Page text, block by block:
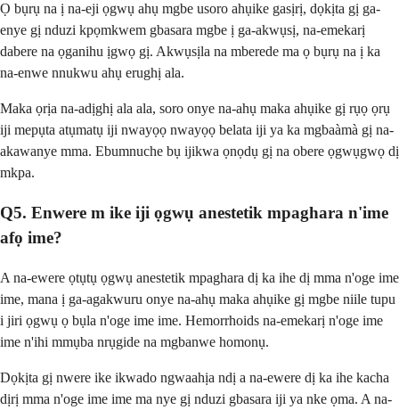
Ọ bụrụ na ị na-eji ọgwụ ahụ mgbe usoro ahụike gasịrị, dọkịta gị ga-
enye gị nduzi kpọmkwem gbasara mgbe ị ga-akwụsị, na-emekarị
dabere na ọganihu ịgwọ gị. Akwụsịla na mberede ma ọ bụrụ na ị ka
na-enwe nnukwu ahụ erughị ala.
Maka ọrịa na-adịghị ala ala, soro onye na-ahụ maka ahụike gị rụọ ọrụ
iji mepụta atụmatụ iji nwayọọ nwayọọ belata iji ya ka mgbaàmà gị na-
akawanye mma. Ebumnuche bụ ijikwa ọnọdụ gị na obere ọgwụgwọ dị
mkpa.
Q5. Enwere m ike iji ọgwụ anestetik mpaghara n'ime
afọ ime?
A na-ewere ọtụtụ ọgwụ anestetik mpaghara dị ka ihe dị mma n'oge ime
ime, mana ị ga-agakwuru onye na-ahụ maka ahụike gị mgbe niile tupu
i jiri ọgwụ ọ bụla n'oge ime ime. Hemorrhoids na-emekarị n'oge ime
ime n'ihi mmụba nrụgide na mgbanwe homonụ.
Dọkịta gị nwere ike ikwado ngwaahịa ndị a na-ewere dị ka ihe kacha
dịrị mma n'oge ime ime ma nye gị nduzi gbasara iji ya nke ọma. A na-